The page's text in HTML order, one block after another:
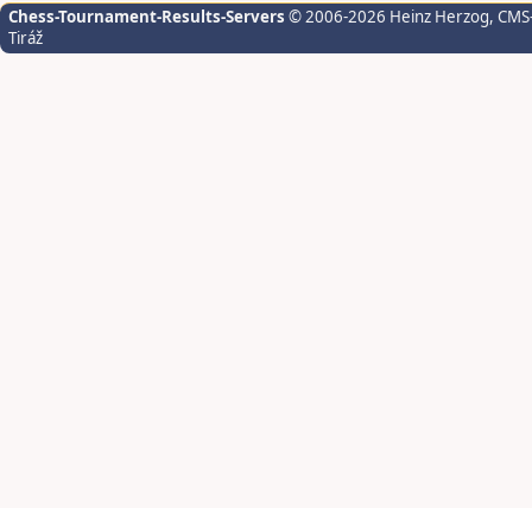
Chess-Tournament-Results-Servers © 2006-2026 Heinz Herzog,
Tiráž